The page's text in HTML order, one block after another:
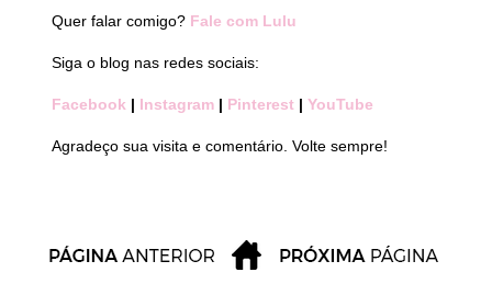
Quer falar comigo? Fale com Lulu
Siga o blog nas redes sociais:
Facebook | Instagram | Pinterest | YouTube
Agradeço sua visita e comentário. Volte sempre!